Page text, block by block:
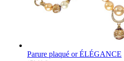
Parure plaqué or ÉLÉGANCE